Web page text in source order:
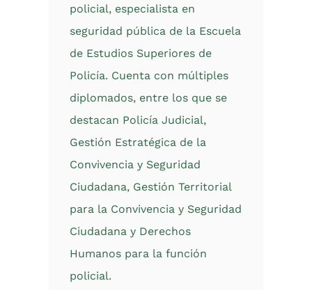
policial, especialista en
seguridad pública de la Escuela
de Estudios Superiores de
Policía. Cuenta con múltiples
diplomados, entre los que se
destacan Policía Judicial,
Gestión Estratégica de la
Convivencia y Seguridad
Ciudadana, Gestión Territorial
para la Convivencia y Seguridad
Ciudadana y Derechos
Humanos para la función
policial.